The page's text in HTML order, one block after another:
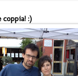
coppia! :)